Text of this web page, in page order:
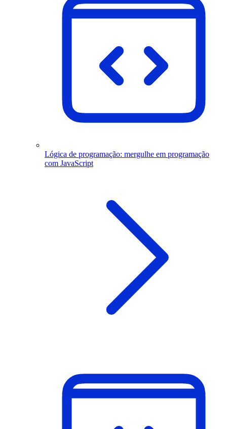
Lógica de programação: mergulhe em programação
com JavaScript